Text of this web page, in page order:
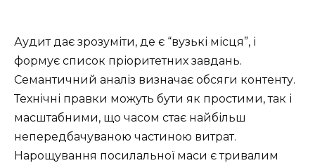
Аудит дає зрозуміти, де є “вузькі місця”, і
формує список пріоритетних завдань.
Семантичний аналіз визначає обсяги контенту.
Технічні правки можуть бути як простими, так і
масштабними, що часом стає найбільш
непередбачуваною частиною витрат.
Нарощування посилальної маси є тривалим